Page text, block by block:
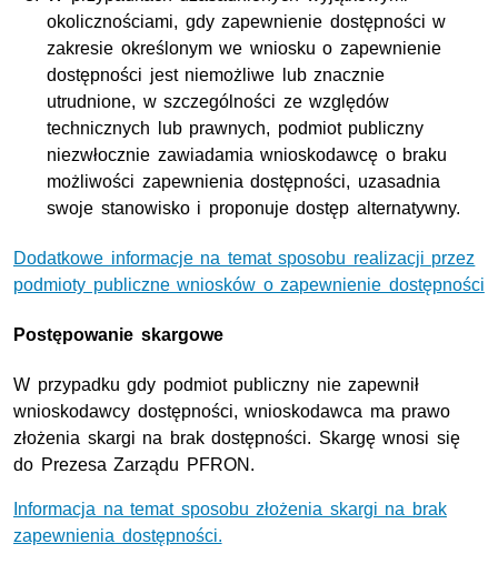
okolicznościami, gdy zapewnienie dostępności w
zakresie określonym we wniosku o zapewnienie
dostępności jest niemożliwe lub znacznie
utrudnione, w szczególności ze względów
technicznych lub prawnych, podmiot publiczny
niezwłocznie zawiadamia wnioskodawcę o braku
możliwości zapewnienia dostępności, uzasadnia
swoje stanowisko i proponuje dostęp alternatywny.
Dodatkowe informacje na temat sposobu realizacji przez
podmioty publiczne wniosków o zapewnienie dostępności
Postępowanie skargowe
W przypadku gdy podmiot publiczny nie zapewnił
wnioskodawcy dostępności, wnioskodawca ma prawo
złożenia skargi na brak dostępności. Skargę wnosi się
do Prezesa Zarządu PFRON.
Informacja na temat sposobu złożenia skargi na brak
zapewnienia dostępności.